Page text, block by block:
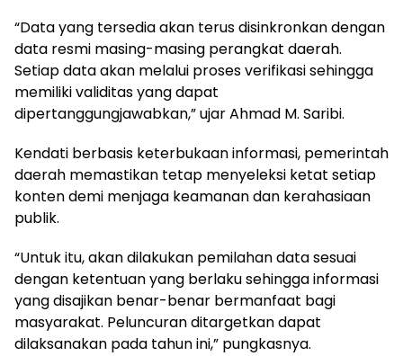
“Data yang tersedia akan terus disinkronkan dengan
data resmi masing-masing perangkat daerah.
Setiap data akan melalui proses verifikasi sehingga
memiliki validitas yang dapat
dipertanggungjawabkan,” ujar Ahmad M. Saribi.
Kendati berbasis keterbukaan informasi, pemerintah
daerah memastikan tetap menyeleksi ketat setiap
konten demi menjaga keamanan dan kerahasiaan
publik.
“Untuk itu, akan dilakukan pemilahan data sesuai
dengan ketentuan yang berlaku sehingga informasi
yang disajikan benar-benar bermanfaat bagi
masyarakat. Peluncuran ditargetkan dapat
dilaksanakan pada tahun ini,” pungkasnya.